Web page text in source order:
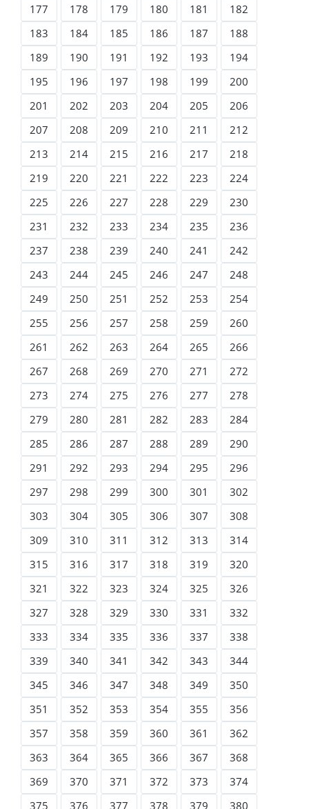
177
178 179 180 181
182
183
184 185 186 187
188
189
190 191 192 193
194
195
196 197 198 199
200
201
202 203 204 205
206
207
208 209 210 211
212
213
214 215 216 217
218
219
220 221 222 223
224
225
226 227 228 229
230
231
232 233 234 235
236
237
238 239 240 241
242
243
244 245 246 247
248
249
250 251 252 253
254
255
256 257 258 259
260
261
262 263 264 265
266
267
268 269 270 271
272
273
274 275 276 277
278
279
280 281 282 283
284
285
286 287 288 289
290
291
292 293 294 295
296
297
298 299 300 301
302
303
304 305 306 307
308
309
310 311 312 313
314
315
316 317 318 319
320
321
322 323 324 325
326
327
328 329 330 331
332
333
334 335 336 337
338
339
340 341 342 343
344
345
346 347 348 349
350
351
352 353 354 355
356
357
358 359 360 361
362
363
364 365 366 367
368
369
370 371 372 373
374
375
376 377 378 379 380